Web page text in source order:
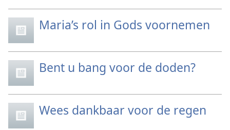
Maria’s rol in Gods voornemen
Bent u bang voor de doden?
Wees dankbaar voor de regen